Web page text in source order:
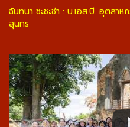
ฉันทนา ชะชะช่า : บ.เอส.บี. อุตสา
สุนทร